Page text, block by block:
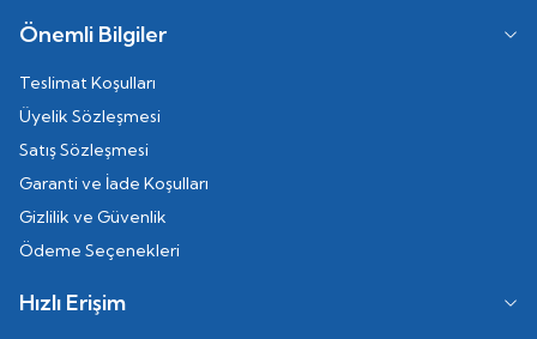
Önemli Bilgiler
Teslimat Koşulları
Üyelik Sözleşmesi
Satış Sözleşmesi
Garanti ve İade Koşulları
Gizlilik ve Güvenlik
Ödeme Seçenekleri
Hızlı Erişim